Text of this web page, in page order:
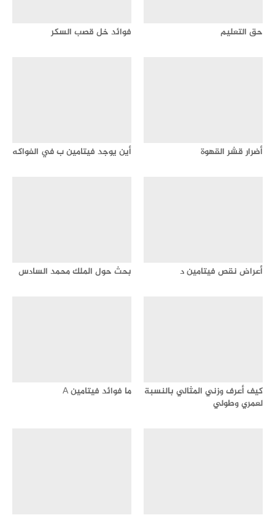
حق التعليم فوائد خل قصب السكر
أضرار قشر القهوة أين يوجد فيتامين ب في الفواكه
أعراض نقص فيتامين د بحث حول الملك محمد السادس
كيف أعرف وزني المثالي بالنسبة
لعمري وطولي
ما فوائد فيتامين A